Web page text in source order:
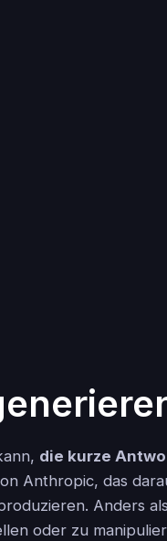
die kurze
Anthropic, das
Anders
oder zu